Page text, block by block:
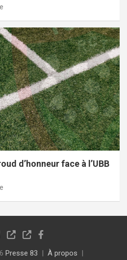
d’honneur face à l’UBB
Presse 83 À propos